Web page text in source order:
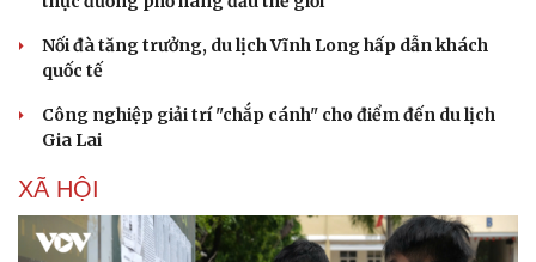
Nối đà tăng trưởng, du lịch Vĩnh Long hấp dẫn khách
quốc tế
Công nghiệp giải trí "chắp cánh" cho điểm đến du lịch
Gia Lai
XÃ HỘI